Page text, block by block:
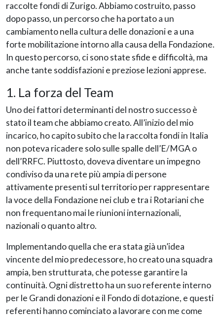
raccolte fondi di Zurigo. Abbiamo costruito, passo
dopo passo, un percorso che ha portato a un
cambiamento nella cultura delle donazioni e a una
forte mobilitazione intorno alla causa della Fondazione.
In questo percorso, ci sono state sfide e difficoltà, ma
anche tante soddisfazioni e preziose lezioni apprese.
1. La forza del Team
Uno dei fattori determinanti del nostro successo è
stato il team che abbiamo creato. All’inizio del mio
incarico, ho capito subito che la raccolta fondi in Italia
non poteva ricadere solo sulle spalle dell’E/MGA o
dell’RRFC. Piuttosto, doveva diventare un impegno
condiviso da una rete più ampia di persone
attivamente presenti sul territorio per rappresentare
la voce della Fondazione nei club e tra i Rotariani che
non frequentano mai le riunioni internazionali,
nazionali o quanto altro.
Implementando quella che era stata già un’idea
vincente del mio predecessore, ho creato una squadra
ampia, ben strutturata, che potesse garantire la
continuità. Ogni distretto ha un suo referente interno
per le Grandi donazioni e il Fondo di dotazione, e questi
referenti hanno cominciato a lavorare con me come